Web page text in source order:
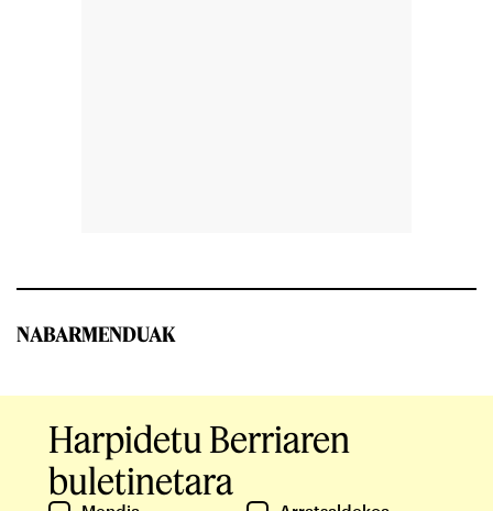
NABARMENDUAK
Harpidetu Berriaren
buletinetara